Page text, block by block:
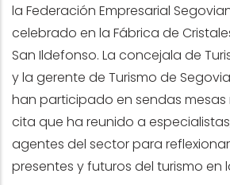
la Federación Empresarial
celebrado en la Fábrica de
San Ildefonso. La concejala de
y la gerente de Turismo de
han participado en sendas
cita que ha reunido a
agentes del sector para
presentes y futuros del turismo en